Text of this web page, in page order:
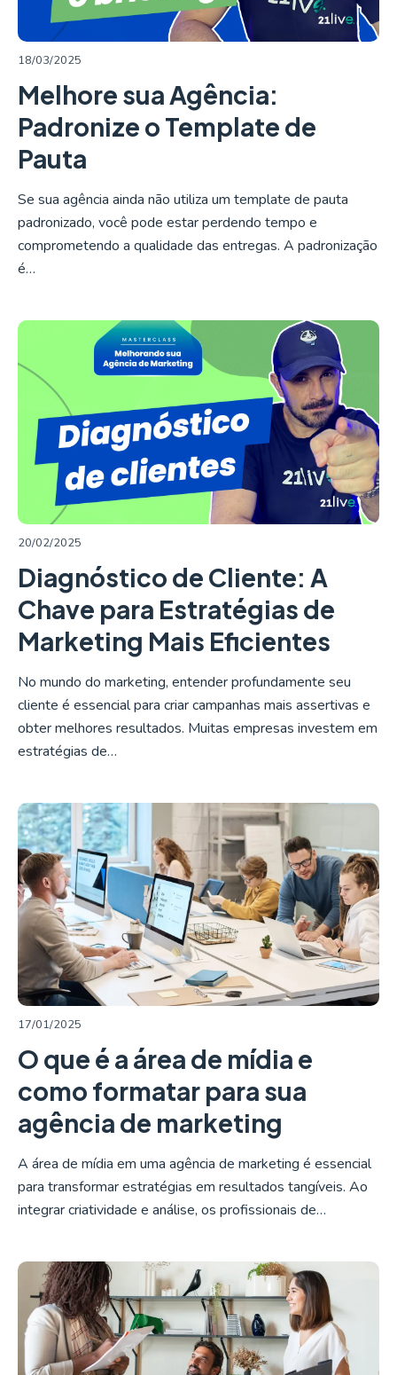
18/03/2025
Melhore sua Agência:
Padronize o Template de
Pauta
Se sua agência ainda não utiliza um template de pauta
padronizado, você pode estar perdendo tempo e
comprometendo a qualidade das entregas. A padronização
é…
LER MAIS
20/02/2025
Diagnóstico de Cliente: A
Chave para Estratégias de
Marketing Mais Eficientes
No mundo do marketing, entender profundamente seu
cliente é essencial para criar campanhas mais assertivas e
obter melhores resultados. Muitas empresas investem em
estratégias de…
LER MAIS
17/01/2025
O que é a área de mídia e
como formatar para sua
agência de marketing
A área de mídia em uma agência de marketing é essencial
para transformar estratégias em resultados tangíveis. Ao
integrar criatividade e análise, os profissionais de…
LER MAIS